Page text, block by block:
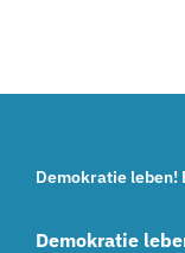
Demokratie leben!
Demokratie